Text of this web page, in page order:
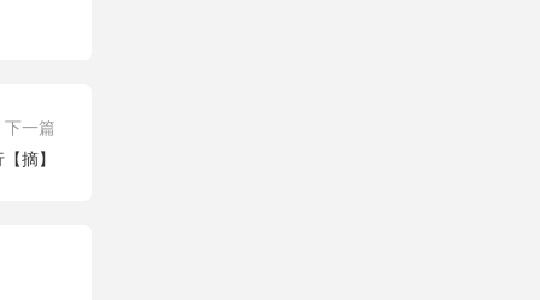
下一篇
摘】